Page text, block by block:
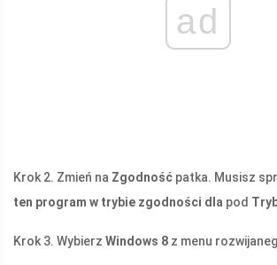
ad
Krok 2. Zmień na Zgodność patka. Musisz
ten program w trybie zgodności dla pod
Krok 3. Wybierz Windows 8 z menu